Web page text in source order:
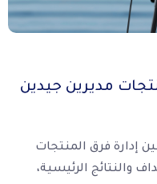
مديرين جيدين
إدارة فرق المنتجات
والنتائج الرئيسية،